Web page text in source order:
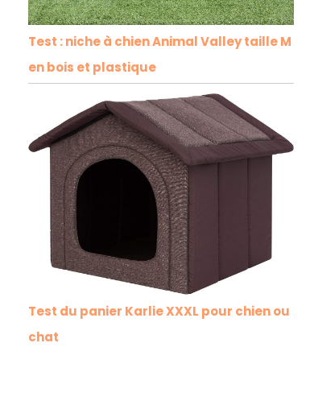
Test : niche à chien Animal Valley taille M
en bois et plastique
Test du panier Karlie XXXL pour chien ou
chat